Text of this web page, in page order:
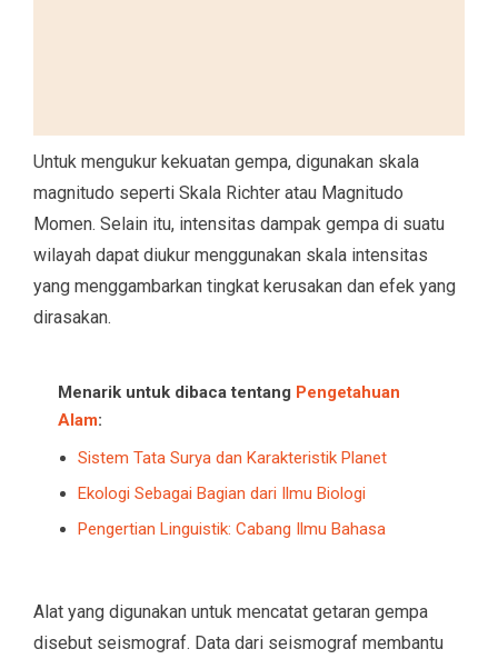
Untuk mengukur kekuatan gempa, digunakan skala
magnitudo seperti Skala Richter atau Magnitudo
Momen. Selain itu, intensitas dampak gempa di suatu
wilayah dapat diukur menggunakan skala intensitas
yang menggambarkan tingkat kerusakan dan efek yang
dirasakan.
Menarik untuk dibaca tentang Pengetahuan
Alam:
Sistem Tata Surya dan Karakteristik Planet
Ekologi Sebagai Bagian dari Ilmu Biologi
Pengertian Linguistik: Cabang Ilmu Bahasa
Alat yang digunakan untuk mencatat getaran gempa
disebut seismograf. Data dari seismograf membantu